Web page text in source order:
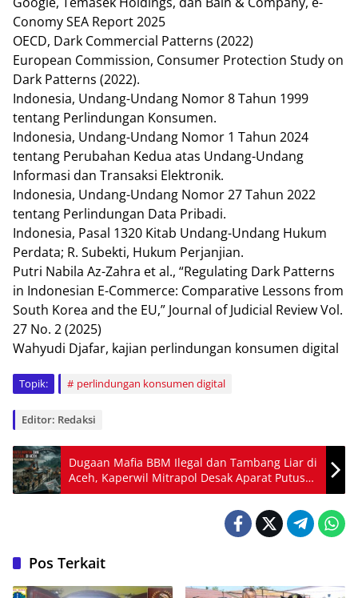
Conomy SEA Report 2025
OECD, Dark Commercial Patterns (2022)
European Commission, Consumer Protection Study on
Dark Patterns (2022).
Indonesia, Undang-Undang Nomor 8 Tahun 1999
tentang Perlindungan Konsumen.
Indonesia, Undang-Undang Nomor 1 Tahun 2024
tentang Perubahan Kedua atas Undang-Undang
Informasi dan Transaksi Elektronik.
Indonesia, Undang-Undang Nomor 27 Tahun 2022
tentang Perlindungan Data Pribadi.
Indonesia, Pasal 1320 Kitab Undang-Undang Hukum
Perdata; R. Subekti, Hukum Perjanjian.
Putri Nabila Az-Zahra et al., “Regulating Dark Patterns
in Indonesian E-Commerce: Comparative Lessons from
South Korea and the EU,” Journal of Judicial Review Vol.
27 No. 2 (2025)
Wahyudi Djafar, kajian perlindungan konsumen digital
Topik: perlindungan konsumen digital
Editor: Redaksi
Dugaan Mafia BBM Ilegal dan Tambang Liar di
Aceh, Kaperwil Mitrapol Desak Aparat Putus
Rantai Distribusi
Pos Terkait